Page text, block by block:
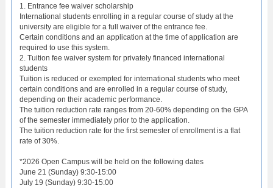
1. Entrance fee waiver scholarship
International students enrolling in a regular course of study at the
university are eligible for a full waiver of the entrance fee.
Certain conditions and an application at the time of application are
required to use this system.
2. Tuition fee waiver system for privately financed international
students
Tuition is reduced or exempted for international students who meet
certain conditions and are enrolled in a regular course of study,
depending on their academic performance.
The tuition reduction rate ranges from 20-60% depending on the GPA
of the semester immediately prior to the application.
The tuition reduction rate for the first semester of enrollment is a flat
rate of 30%.
*2026 Open Campus will be held on the following dates
June 21 (Sunday) 9:30-15:00
July 19 (Sunday) 9:30-15:00